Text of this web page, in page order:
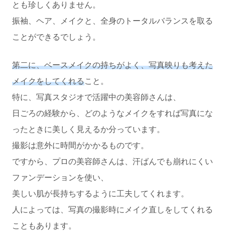
とも珍しくありません。
振袖、ヘア、メイクと、全身のトータルバランスを取る
ことができるでしょう。
第二に、ベースメイクの持ちがよく、写真映りも考えた
メイクをしてくれること。
特に、写真スタジオで活躍中の美容師さんは、
日ごろの経験から、どのようなメイクをすれば写真にな
ったときに美しく見えるか分っています。
撮影は意外に時間がかかるものです。
ですから、プロの美容師さんは、汗ばんでも崩れにくい
ファンデーションを使い、
美しい肌が長持ちするように工夫してくれます。
人によっては、写真の撮影時にメイク直しをしてくれる
こともあります。